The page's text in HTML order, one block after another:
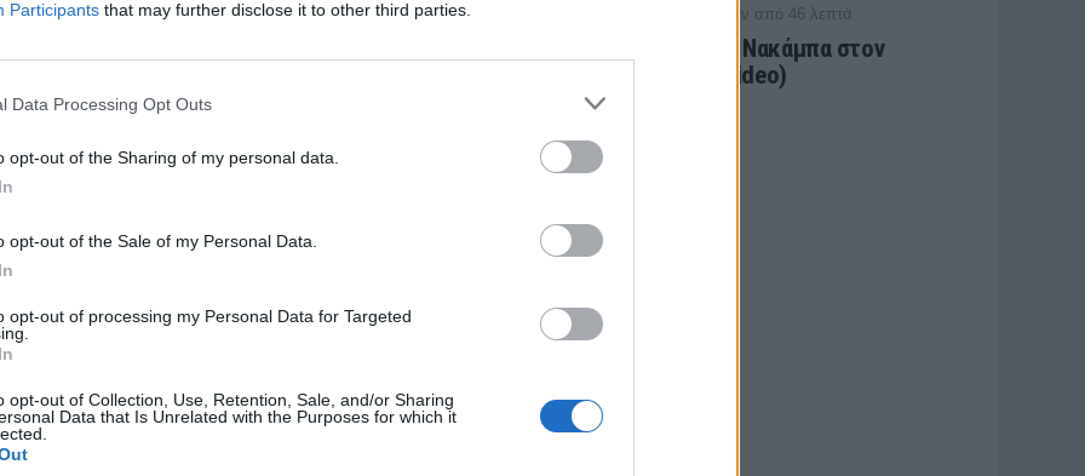
Participants that may further disclose it to other third parties.
Data Processing Opt Outs
opt-out of the Sharing of my personal data.
opt-out of the Sale of my Personal Data.
opt-out of processing my Personal Data for Targeted
opt-out of Collection, Use, Retention, Sale, and/or Sharing
Data that Is Unrelated with the Purposes for which it
μας στο Google
on Google
για την χώρα μας ενώ ο Ισπανός
Βενιζέλος».
εργομετρικές εξετάσεις και
του Γιάννη Πετράκη.
ΣΧΟΛΙΑΣΤΕ
/ πριν από 46 λεπτά
«Μπαμ» πρώτο: Νακάμπα στον
Παναιτωλικό! (video)